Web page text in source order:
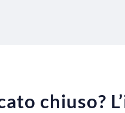
chiuso?